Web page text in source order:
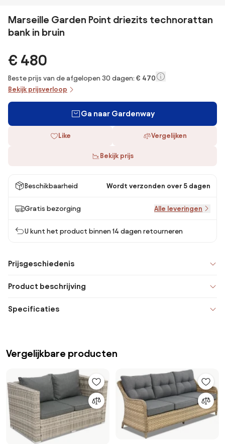
Marseille Garden Point driezits technorattan
bank in bruin
€ 480
Beste prijs van de afgelopen 30 dagen: € 470
Bekijk prijsverloop
Ga naar Gardenway
Like Vergelijken
Bekijk prijs
Beschikbaarheid Wordt verzonden over 5 dagen
Gratis bezorging Alle leveringen
U kunt het product binnen 14 dagen retourneren
Prijsgeschiedenis
Product beschrijving
Specificaties
Vergelijkbare producten